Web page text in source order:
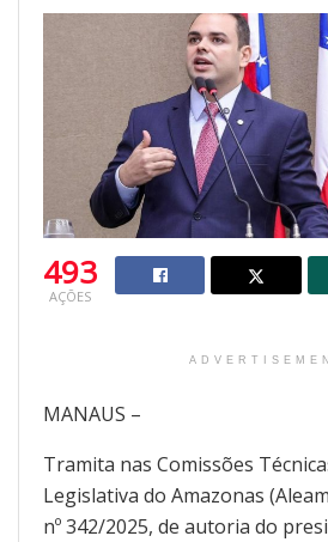
493
AÇÕES
MANAUS –
Tramita nas Comissões
Legislativa do Amazonas
nº 342/2025, de autoria do